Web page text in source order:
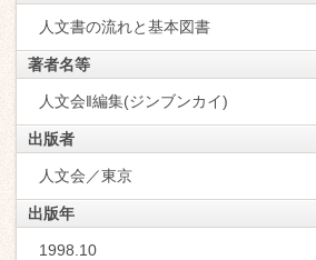
人文書の流れと基本図書
著者名等
人文会‖編集(ジンブンカイ)
出版者
人文会／東京
出版年
1998.10